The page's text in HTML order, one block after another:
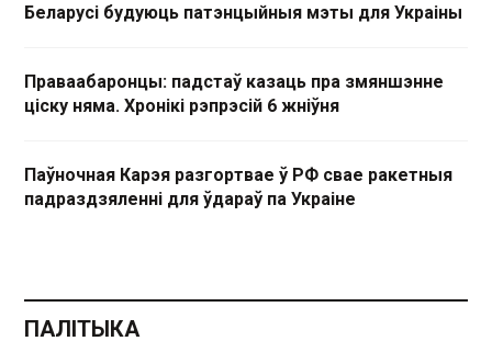
Беларусі будуюць патэнцыйныя мэты для Украіны
Праваабаронцы: падстаў казаць пра змяншэнне
ціску няма. Хронікі рэпрэсій 6 жніўня
Паўночная Карэя разгортвае ў РФ свае ракетныя
падраздзяленні для ўдараў па Украіне
ПАЛІТЫКА